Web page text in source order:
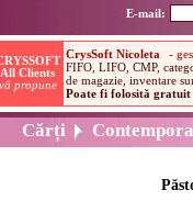
E-mail:
Cărți